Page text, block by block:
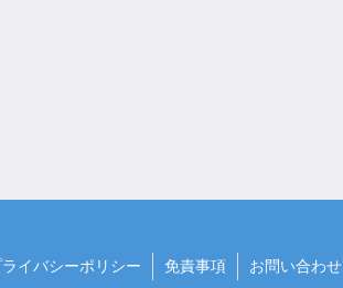
ライバシーポリシー 免責事項 お問い合わせ